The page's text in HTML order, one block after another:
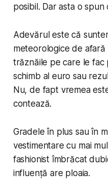
posibil. Dar asta o
Adevărul este că
meteorologice de
trăznăile pe care le fac
schimb al euro sau
Nu, de fapt vremea
contează.
Gradele în plus sau în
vestimentare cu mai
fashionist îmbrăcat
influență are ploaia.